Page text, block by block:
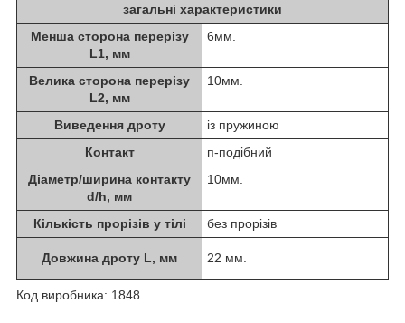
загальні характеристики
Менша сторона перерізу
L1, мм
6мм.
Велика сторона перерізу
L2, мм
10мм.
Виведення дроту
із пружиною
Контакт
п-подібний
Діаметр/ширина контакту
d/h, мм
10мм.
Кількість прорізів у тілі без прорізів
Довжина дроту L, мм 22 мм.
Код виробника: 1848